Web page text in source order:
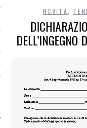
DI ACCESSO AI DATI
NOVITÀ